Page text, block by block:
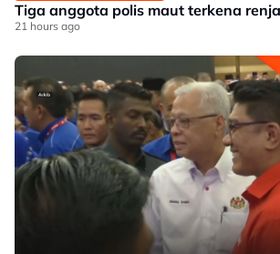
Tiga anggota polis maut terkena
21 hours ago